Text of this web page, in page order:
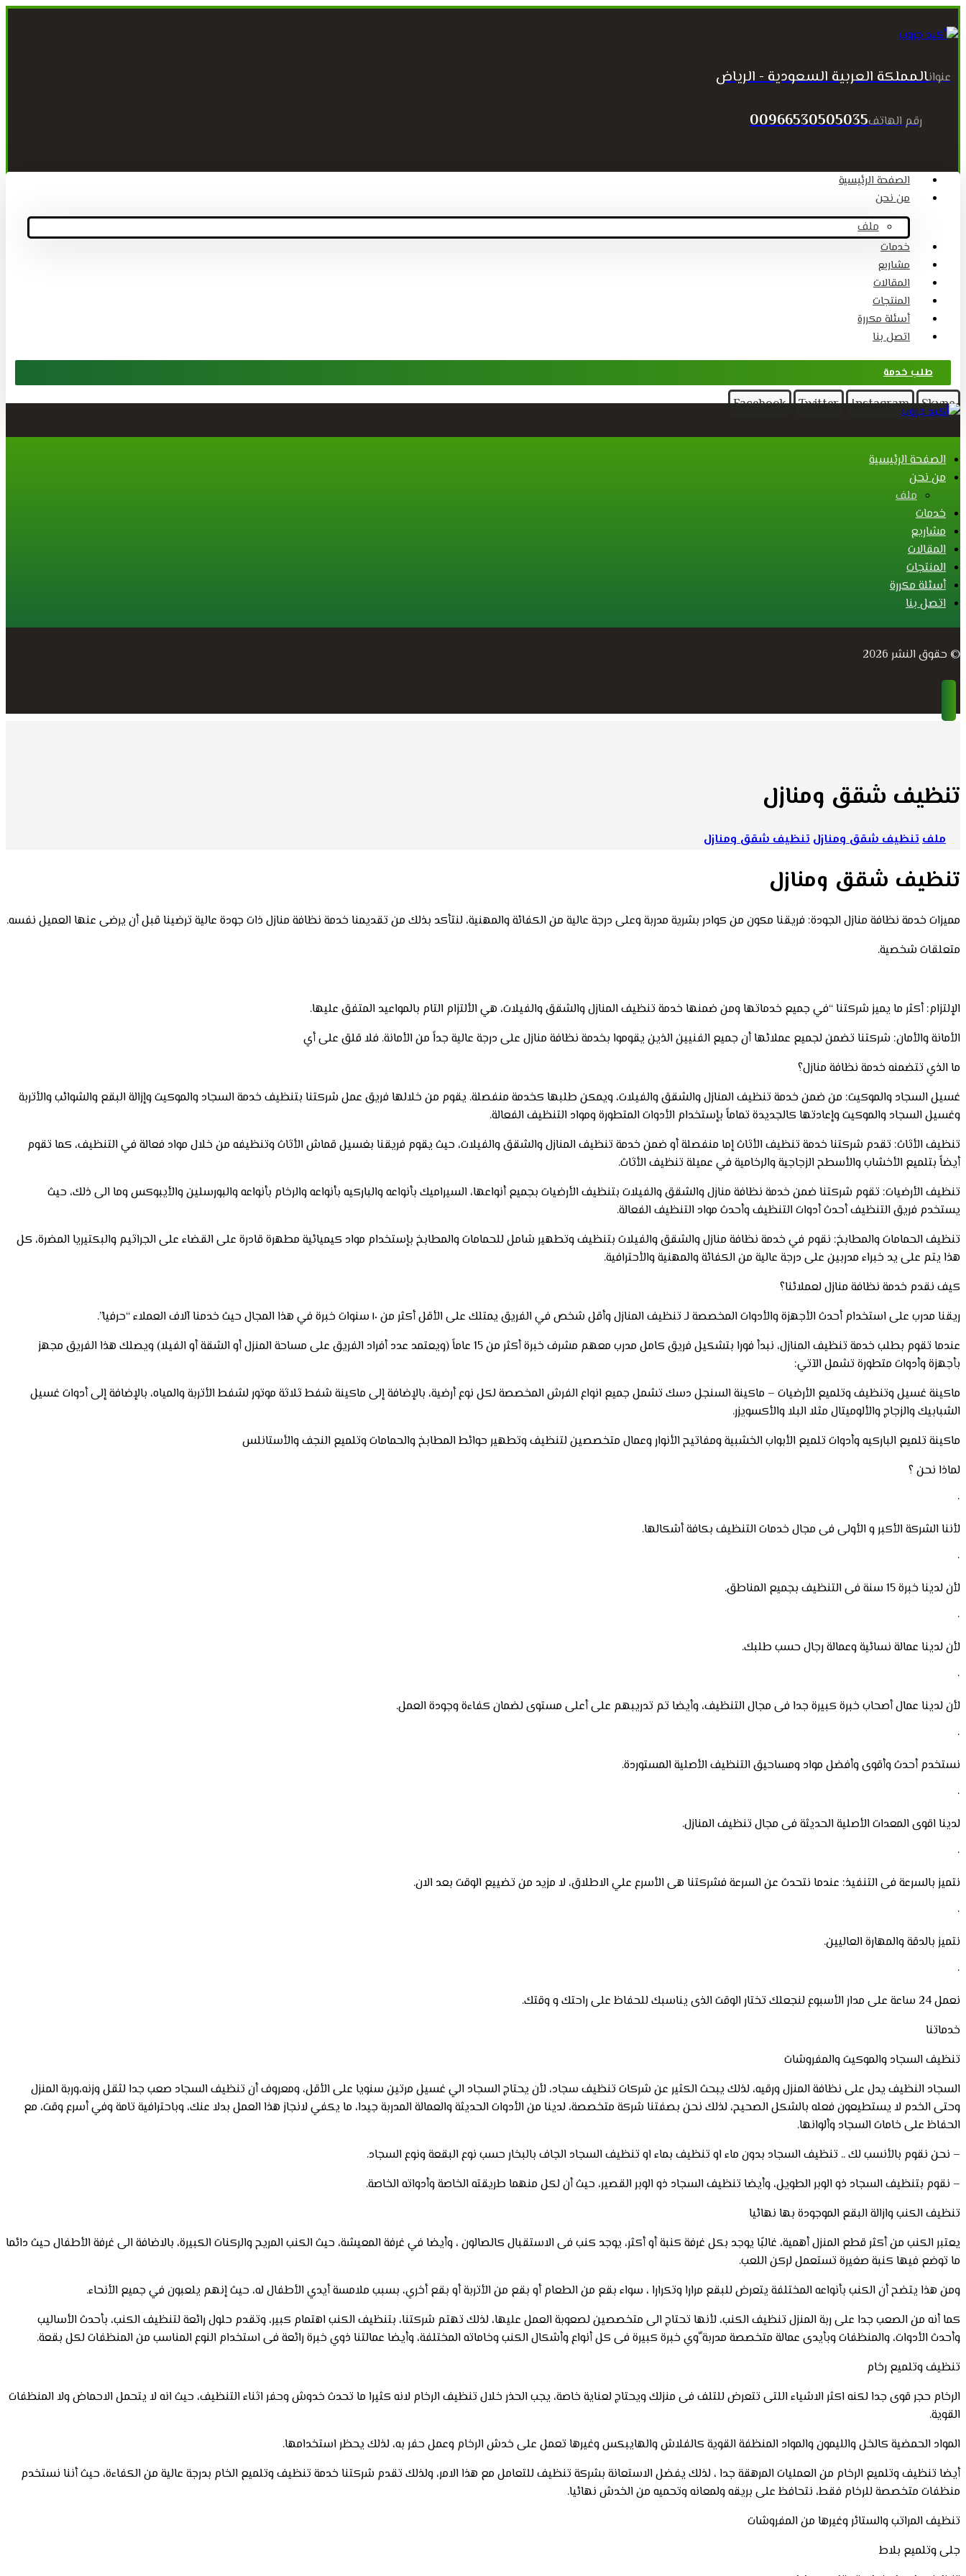
عنوانالمملكة العربية السعودية - الرياض
رقم الهاتف00966530505035
الصفحة الرئيسية
من نحن
ملف
خدمات
مشاريع
المقالات
المنتجات
أسئلة مكررة
اتصل بنا
طلب خدمة
Facebook Twitter Instagram Skype
الصفحة الرئيسية
من نحن
ملف
خدمات
مشاريع
المقالات
المنتجات
أسئلة مكررة
اتصل بنا
© حقوق النشر 2026
تنظيف شقق ومنازل
ملفتنظيف شقق ومنازل تنظيف شقق ومنازل
تنظيف شقق ومنازل
مميزات خدمة نظافة منازل الجودة: فريقنا مكون من كوادر بشرية مدربة وعلى درجة عالية من الكفائة والمهنية، لنتأكد بذلك من تقديمنا خدمة نظافة منازل ذات جودة عالية ترضينا قبل أن يرضى عنها العميل نفسه.
متعلقات شخصية.
الإلتزام: أكثر ما يميز شركتنا “في جميع خدماتها ومن ضمنها خدمة تنظيف المنازل والشقق والفيلات، هي الألتزام التام بالمواعيد المتفق عليها.
الأمانة والأمان: شركتنا تضمن لجميع عملائها أن جميع الفنيين الذين يقوموا بخدمة نظافة منازل على درجة عالية جداً من الأمانة. فلا قلق على أي
ما الذي تتضمنه خدمة نظافة منازل؟
غسيل السجاد والموكيت: من ضمن خدمة تنظيف المنازل والشقق والفيلات، ويمكن طلبها كخدمة منفصلة. يقوم من خلالها فريق عمل شركتنا بتنظيف خدمة السجاد والموكيت وإزالة البقع والشوائب والأتربة
وغسيل السجاد والموكيت وإعادتها كالجديدة تماماً بإستخدام الأدوات المتطورة ومواد التنظيف الفعالة.
تنظيف الأثاث: تقدم شركتنا خدمة تنظيف الأثاث إما منفصلة أو ضمن خدمة تنظيف المنازل والشقق والفيلات، حيث يقوم فريقنا بغسيل قماش الأثاث وتنظيفه من خلال مواد فعالة في التنظيف، كما تقوم
أيضاً بتلميع الأخشاب والأسطح الزجاجية والرخامية في عميلة تنظيف الأثاث.
تنظيف الأرضيات: تقوم شركتنا ضمن خدمة نظافة منازل والشقق والفيلات بتنظيف الأرضيات بجميع أنواعها، السيراميك بأنواعه والباركيه بأنواعه والرخام بأنواعه والبورسلين والأيبوكس وما الى ذلك، حيث
يستخدم فريق التنظيف أحدث أدوات التنظيف وأحدث مواد التنظيف الفعالة.
تنظيف الحمامات والمطابخ: نقوم في خدمة نظافة منازل والشقق والفيلات بتنظيف وتطهير شامل للحمامات والمطابخ بإستخدام مواد كيميائية مطهرة قادرة على القضاء على الجراثيم والبكتيريا المضرة، كل
هذا يتم على يد خبراء مدربين على درجة عالية من الكفائة والمهنية والأحترافية.
كيف نقدم خدمة نظافة منازل لعملائنا؟
ريقنا مدرب على استخدام أحدث الأجهزة والأدوات المخصصة لـ تنظيف المنازل وأقل شخص في الفريق يمتلك على الأقل أكثر من ١٠ سنوات خبرة في هذا المجال حيث خدمنا آلاف العملاء “حرفيا”.
عندما تقوم بطلب خدمة تنظيف المنازل، نبدأ فورا بتشكيل فريق كامل مدرب معهم مشرف خبرة أكثر من 15 عاماً (ويعتمد عدد أفراد الفريق على مساحة المنزل أو الشقة أو الفيلا) ويصلك هذا الفريق مجهز
بأجهزة وأدوات متطورة تشمل الآتي:
ماكينة غسيل وتنظيف وتلميع الأرضيات – ماكينة السنجل دسك تشمل جميع انواع الفرش المخصصة لكل نوع أرضية، بالإضافة إلى ماكينة شفط ثلاثة موتور لشفط الأتربة والمياه، بالإضافة إلى أدوات غسيل
الشبابيك والزجاج والألوميتال مثلا البلا والأكسويزر.
ماكينة تلميع الباركيه وأدوات تلميع الأبواب الخشبية ومفاتيح الأنوار وعمال متخصصين لتنظيف وتطهير حوائط المطابخ والحمامات وتلميع النجف والأستانلس
لماذا نحن ؟
·
لأننا الشركة الأكبر و الأولى فى مجال خدمات التنظيف بكافة أشكالها.
·
لأن لدينا خبرة 15 سنة فى التنظيف بجميع المناطق.
·
لأن لدينا عمالة نسائية وعمالة رجال حسب طلبك.
·
لأن لدينا عمال أصحاب خبرة كبيرة جدا فى مجال التنظيف، وأيضا تم تدريبهم على أعلى مستوى لضمان كفاءة وجودة العمل.
·
نستخدم أحدث وأقوى وأفضل مواد ومساحيق التنظيف الأصلية المستوردة.
·
لدينا اقوى المعدات الأصلية الحديثة فى مجال تنظيف المنازل.
·
نتميز بالسرعة فى التنفيذ: عندما نتحدث عن السرعة فشركتنا هى الأسرع علي الاطلاق، لا مزيد من تضييع الوقت بعد الان.
·
نتميز بالدقة والمهارة العاليين.
·
نعمل 24 ساعة على مدار الأسبوع لنجعلك تختار الوقت الذى يناسبك للحفاظ على راحتك و وقتك.
خدماتنا
تنظيف السجاد والموكيت والمفروشات
السجاد النظيف يدل على نظافة المنزل ورقيه، لذلك يبحث الكثير عن شركات تنظيف سجاد، لأن يحتاج السجاد الي غسيل مرتين سنويا على الأقل، ومعروف أن تنظيف السجاد صعب جدا لثقل وزنه،وربة المنزل
وحتى الخدم لا يستطيعون فعله بالشكل الصحيح، لذلك نحن بصفتنا شركة متخصصة، لدينا من الأدوات الحديثة والعمالة المدربة جيدا، ما يكفي لانجاز هذا العمل بدلا عنك، وباحترافية تامة وفي أسرع وقت، مع
الحفاظ على خامات السجاد وألوانها.
– نحن نقوم بالأنسب لك .. تنظيف السجاد بدون ماء او تنظيف بماء او تنظيف السجاد الجاف بالبخار حسب نوع البقعة ونوع السجاد.
– نقوم بتنظيف السجاد ذو الوبر الطويل، وأيضا تنظيف السجاد ذو الوبر القصير، حيث أن لكل منهما طريقته الخاصة وأدواته الخاصة.
تنظيف الكنب وازالة البقع الموجودة بها نهائيا
يعتبر الكنب من أكثر قطع المنزل أهمية، غالبًا يوجد بكل غرفة كنبة أو أكثر، يوجد كنب فى الاستقبال كالصالون ، وأيضا في غرفة المعيشة، حيث الكنب المريح والركنات الكبيرة، بالاضافة الى غرفة الأطفال حيث دائما
ما توضع فيها كنبة صغيرة تستعمل لركن اللعب.
ومن هذا يتضح أن الكنب بأنواعه المختلفة يتعرض للبقع مرارا وتكرارا ، سواء بقع من الطعام أو بقع من الأتربة أو بقع أخري، بسبب ملامسة أيدي الأطفال له، حيث إنهم يلعبون في جميع الأنحاء.
كما أنه من الصعب جدا على ربة المنزل تنظيف الكنب، لأنها تحتاج الى متخصصين لصعوبة العمل عليها، لذلك تهتم شركتنا، بتنظيف الكنب اهتمام كبير، وتقدم حلول رائعة لتنظيف الكنب، بأحدث الأساليب
وأحدث الأدوات، والمنظفات وبأيدى عمالة متخصصة مدربة ّوي خبرة كبيرة فى كل أنواع وأشكال الكنب وخاماته المختلفة، وأيضا عمالتنا ذوي خبرة رائعة فى استخدام النوع المناسب من المنظفات لكل بقعة.
تنظيف وتلميع رخام
الرخام حجر قوى جدا لكنه اكثر الاشياء اللتى تتعرض للتلف فى منزلك ويحتاج لعناية خاصة، يجب الحذر خلال تنظيف الرخام لانه كثيرا ما تحدث خدوش وحفر اثناء التنظيف، حيث انه لا يتحمل الاحماض ولا المنظفات
القوية.
المواد الحمضية كالخل والليمون والمواد المنظفة القوية كالفلاش والهايبكس وغيرها تعمل على خدش الرخام وعمل حفر به، لذلك يحظر استخدامها.
أيضا تنظيف وتلميع الرخام من العمليات المرهقة جدا ، لذلك يفضل الاستعانة بشركة تنظيف للتعامل مع هذا الامر، ولذلك تقدم شركتنا خدمة تنظيف وتلميع الخام بدرجة عالية من الكفاءة، حيث أننا نستخدم
منظفات متخصصة للرخام فقط، نتحافظ على بريقه ولمعانه وتحميه من الخدش نهائيا.
تنظيف المراتب والستائر وغيرها من المفروشات
جلى وتلميع بلاط